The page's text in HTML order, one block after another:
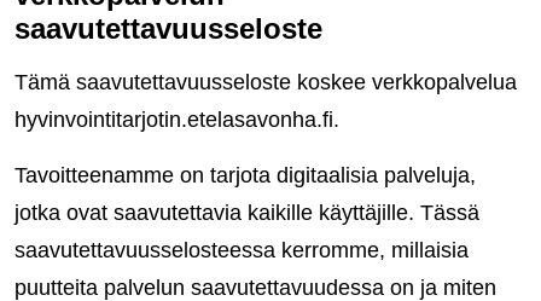
saavutettavuusseloste
Tämä saavutettavuusseloste koskee verkkopalvelua
hyvinvointitarjotin.etelasavonha.fi.
Tavoitteenamme on tarjota digitaalisia palveluja,
jotka ovat saavutettavia kaikille käyttäjille. Tässä
saavutettavuusselosteessa kerromme, millaisia
puutteita palvelun saavutettavuudessa on ja miten